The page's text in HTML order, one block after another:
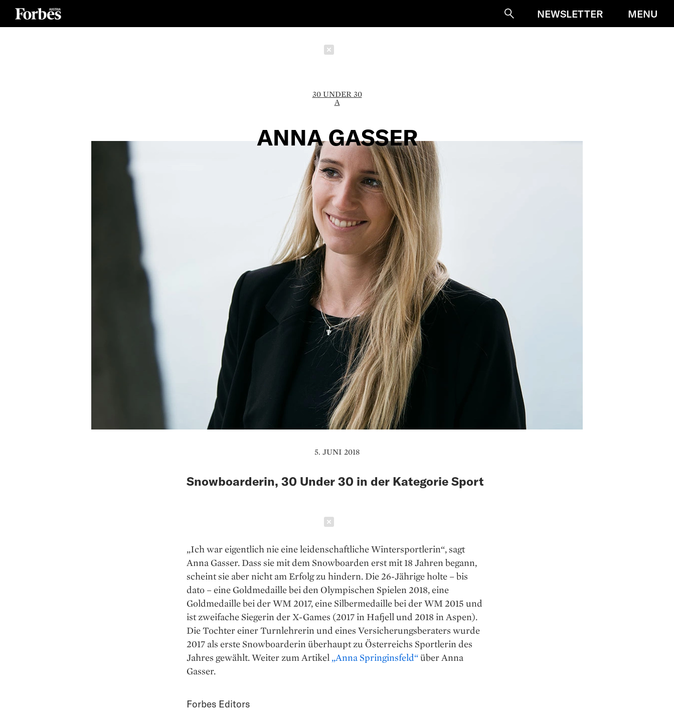
SucheNEWSLETTER MENU
30 UNDER 30
A
ANNA GASSER
5. JUNI 2018
Snowboarderin, 30 Under 30 in der Kategorie Sport
„Ich war eigentlich nie eine leidenschaftliche Wintersportlerin“, sagt
Anna Gasser. Dass sie mit dem Snowboarden erst mit 18 Jahren begann,
scheint sie aber nicht am Erfolg zu hindern. Die 26-Jährige holte – bis
dato – eine Goldmedaille bei den Olympischen Spielen 2018, eine
Goldmedaille bei der WM 2017, eine Silbermedaille bei der WM 2015 und
ist zweifache Siegerin der X-Games (2017 in Hafjell und 2018 in Aspen).
Die Tochter einer Turnlehrerin und eines Versicherungsberaters wurde
2017 als erste Snowboarderin überhaupt zu Österreichs Sportlerin des
Jahres gewählt. Weiter zum Artikel „Anna Springinsfeld“über Anna
Gasser.
Forbes Editors